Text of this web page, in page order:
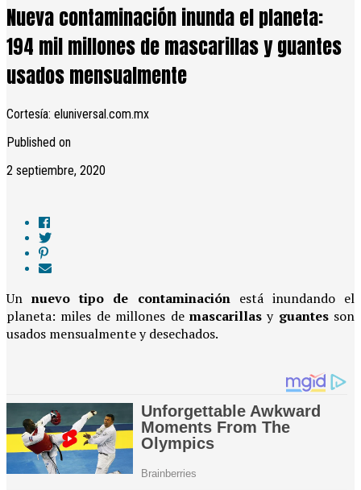
Nueva contaminación inunda el planeta:
194 mil millones de mascarillas y guantes
usados ​​mensualmente
Cortesía: eluniversal.com.mx
Published on
2 septiembre, 2020
Unnuevo tipo de contaminaciónestá inundando el
planeta: miles de millones de mascarillasy guantesson
usados mensualmente y desechados.